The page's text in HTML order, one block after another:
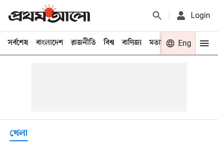
Login
সর্বশেষ বাংলাদেশ রাজনীতি বিশ্ব বাণিজ্য মতামত খেলা
Eng
খেলা